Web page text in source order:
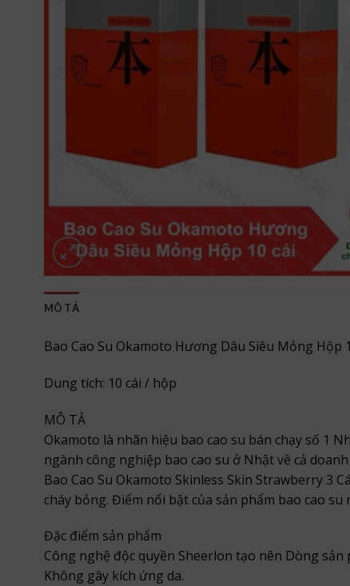
MÔ TẢ
Bao Cao Su Okamoto Hương Dâu Siêu Mỏng Hộp
Dung tích: 10 cái / hộp
MÔ TẢ
Okamoto là nhãn hiệu bao cao su bán chạy số 1
ngành công nghiệp bao cao su ở Nhật về cả
Bao Cao Su Okamoto Skinless Skin Strawberry 3
cháy bỏng. Điểm nổi bật của sản phẩm bao cao
Đặc điểm sản phẩm
Công nghệ độc quyền Sheerlon tạo nên Dòng
Không gây kích ứng da.